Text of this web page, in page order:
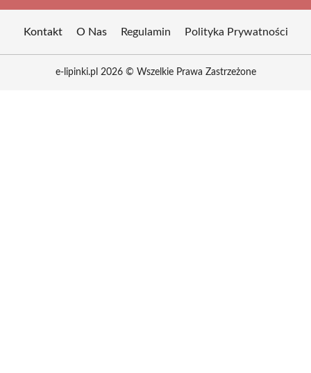
Kontakt O Nas Regulamin Polityka Prywatności
e-lipinki.pl 2026 © Wszelkie Prawa Zastrzeżone